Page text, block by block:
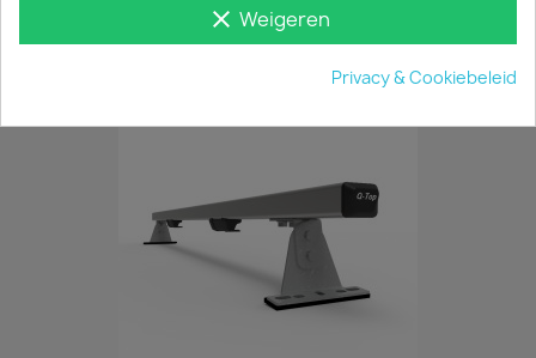
JE BENT MISSCHIEN OOK GEÏNTERESSEERD IN
clear Weigeren
Privacy & Cookiebeleid